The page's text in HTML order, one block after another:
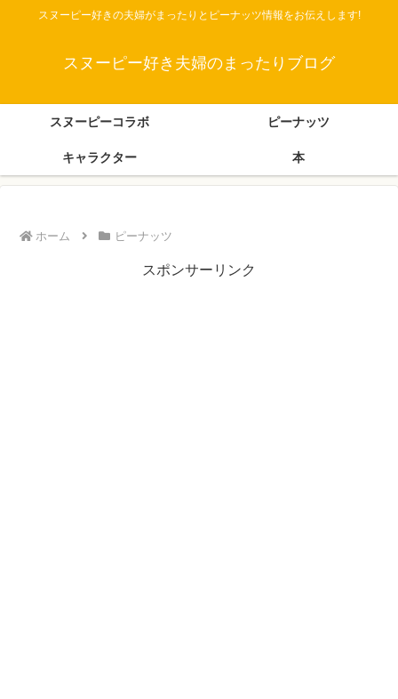
スヌーピー好きの夫婦がまったりとピーナッツ情報をお伝えします!
スヌーピー好き夫婦のまったりブログ
スヌーピーコラボ ピーナッツ
キャラクター 本
ホーム ピーナッツ
スポンサーリンク